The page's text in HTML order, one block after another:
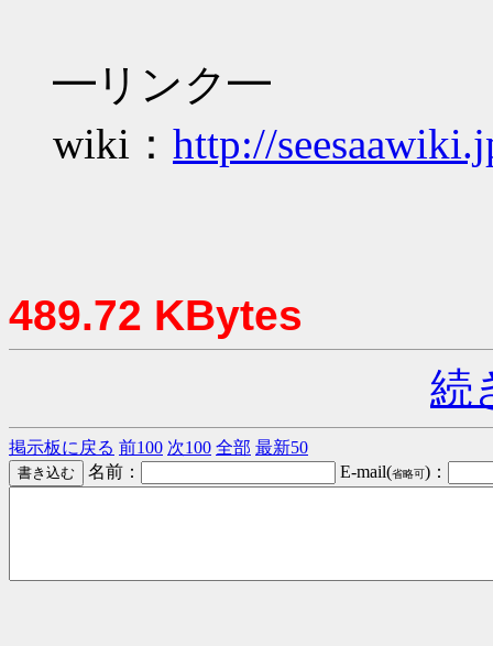
━リンク━
wiki： http://
489.72 KBytes
続
掲示板に戻る 前100 次100 全部 最新50
名前：
E-mail(省略可)：